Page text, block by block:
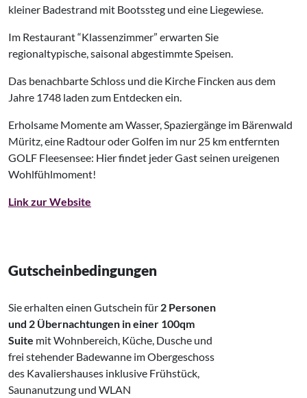
kleiner Badestrand mit Bootssteg und eine Liegewiese.
Im Restaurant “Klassenzimmer” erwarten Sie
regionaltypische, saisonal abgestimmte Speisen.
Das benachbarte Schloss und die Kirche Fincken aus dem
Jahre 1748 laden zum Entdecken ein.
Erholsame Momente am Wasser, Spaziergänge im Bärenwald
Müritz, eine Radtour oder Golfen im nur 25 km entfernten
GOLF Fleesensee: Hier findet jeder Gast seinen ureigenen
Wohlfühlmoment!
Link zur Website
Gutscheinbedingungen
Sie erhalten einen Gutschein für 2 Personen
und 2 Übernachtungen in einer 100qm
Suite mit Wohnbereich, Küche, Dusche und
frei stehender Badewanne im Obergeschoss
des Kavaliershauses inklusive Frühstück,
Saunanutzung und WLAN